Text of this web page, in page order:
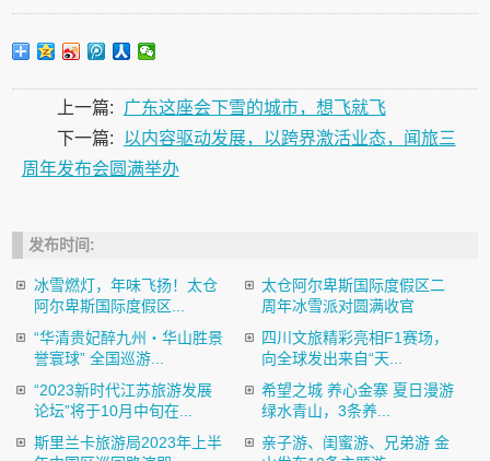
上一篇:
广东这座会下雪的城市，想飞就飞
下一篇:
以内容驱动发展，以跨界激活业态，闻旅三
周年发布会圆满举办
发布时间:
冰雪燃灯，年味飞扬！太仓
阿尔卑斯国际度假区...
太仓阿尔卑斯国际度假区二
周年冰雪派对圆满收官
“华清贵妃醉九州・华山胜景
誉寰球” 全国巡游...
四川文旅精彩亮相F1赛场，
向全球发出来自“天...
“2023新时代江苏旅游发展
论坛”将于10月中旬在...
希望之城 养心金寨 夏日漫游
绿水青山，3条养...
斯里兰卡旅游局2023年上半
亲子游、闺蜜游、兄弟游 金